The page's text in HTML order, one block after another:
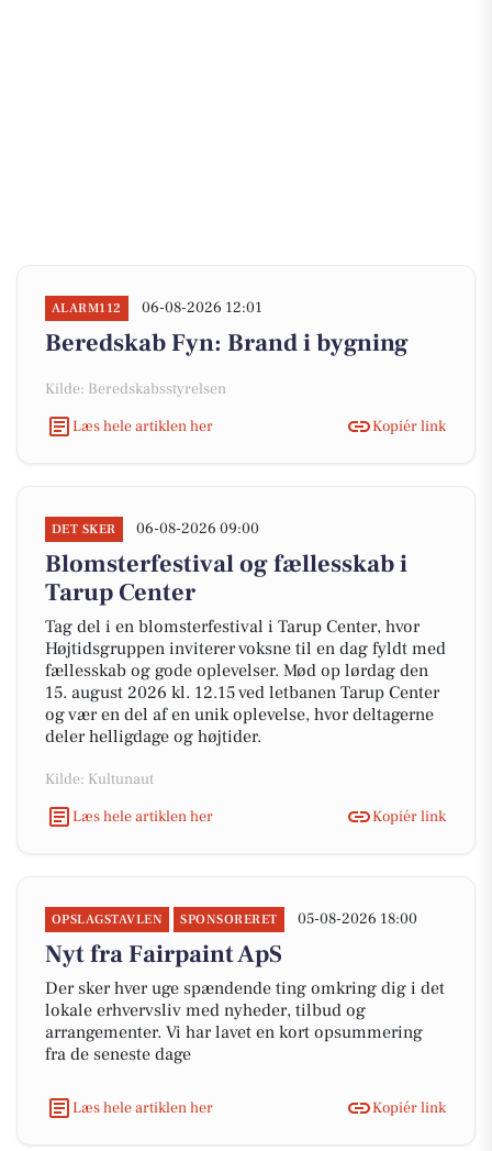
ALARM112 06-08-2026 12:01
Beredskab Fyn: Brand i bygning
Kilde: Beredskabsstyrelsen
Læs hele artiklen her
Kopiér link
DET SKER 06-08-2026 09:00
Blomsterfestival og fællesskab i
Tarup Center
Tag del i en blomsterfestival i Tarup Center, hvor
Højtidsgruppen inviterer voksne til en dag fyldt med
fællesskab og gode oplevelser. Mød op lørdag den
15. august 2026 kl. 12.15 ved letbanen Tarup Center
og vær en del af en unik oplevelse, hvor deltagerne
deler helligdage og højtider.
Kilde: Kultunaut
Læs hele artiklen her
Kopiér link
OPSLAGSTAVLEN SPONSORERET 05-08-2026 18:00
Nyt fra Fairpaint ApS
Der sker hver uge spændende ting omkring dig i det
lokale erhvervsliv med nyheder, tilbud og
arrangementer. Vi har lavet en kort opsummering
fra de seneste dage
Læs hele artiklen her Kopiér link